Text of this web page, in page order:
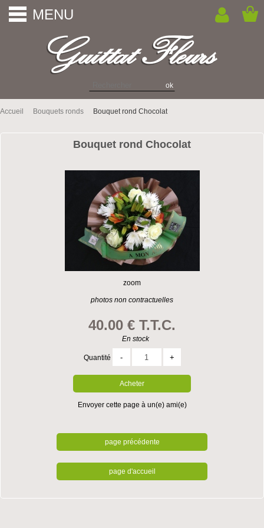
MENU
Accueil Bouquets ronds Bouquet rond Chocolat
Bouquet rond Chocolat
zoom
photos non contractuelles
40.00 € T.T.C.
En stock
Quantité
Envoyer cette page à un(e) ami(e)